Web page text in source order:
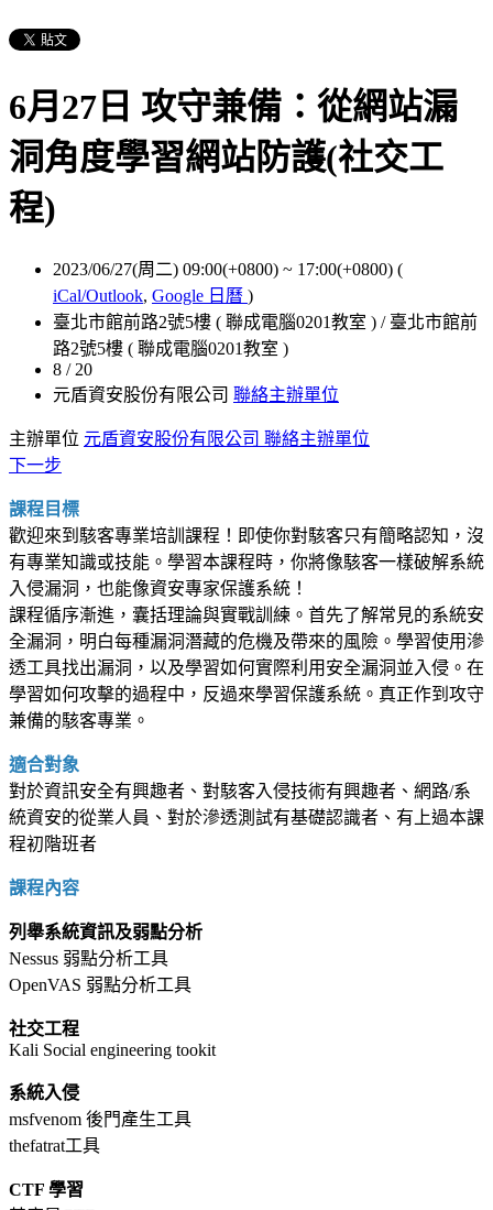
6月27日 攻守兼備：從網站漏
洞角度學習網站防護(社交工
程)
2023/06/27(周二) 09:00(+0800) ~ 17:00(+0800) (
iCal/Outlook, Google 日曆 )
臺北市館前路2號5樓 ( 聯成電腦0201教室 ) / 臺北市館前
路2號5樓 ( 聯成電腦0201教室 )
8 / 20
元盾資安股份有限公司 聯絡主辦單位
主辦單位 元盾資安股份有限公司 聯絡主辦單位
下一步
課程目標
歡迎來到駭客專業培訓課程！即使你對駭客只有簡略認知，沒
有專業知識或技能。學習本課程時，你將像駭客一樣破解系統
入侵漏洞，也能像資安專家保護系統！
課程循序漸進，囊括理論與實戰訓練。首先了解常見的系統安
全漏洞，明白每種漏洞潛藏的危機及帶來的風險。學習使用滲
透工具找出漏洞，以及學習如何實際利用安全漏洞並入侵。在
學習如何攻擊的過程中，反過來學習保護系統。真正作到攻守
兼備的駭客專業。
適合對象
對於資訊安全有興趣者、對駭客入侵技術有興趣者、網路/系
統資安的從業人員、對於滲透測試有基礎認識者、有上過本課
程初階班者
課程內容
列舉系統資訊及弱點分析
Nessus 弱點分析工具
OpenVAS 弱點分析工具
社交工程
Kali Social engineering tookit
系統入侵
msfvenom 後門產生工具
thefatrat工具
CTF 學習